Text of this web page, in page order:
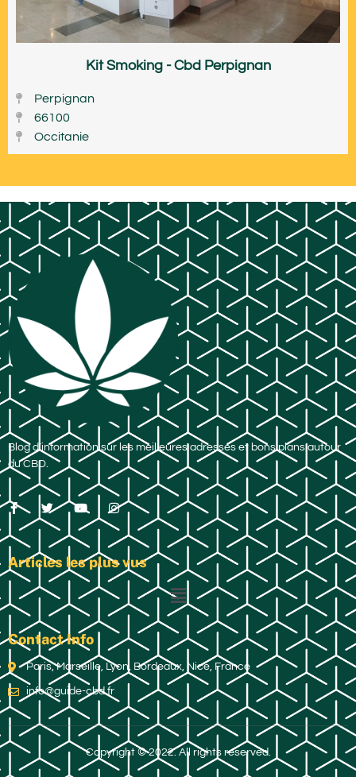
Kit Smoking - Cbd Perpignan
Perpignan
66100
Occitanie
Blog d’information sur les meilleures adresses et bons plans autour
du CBD.
Articles les plus vus
Contact Info
Paris, Marseille, Lyon, Bordeaux, Nice, France
info@guide-cbd.fr
Copyright © 2022. All rights reserved.